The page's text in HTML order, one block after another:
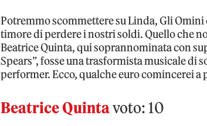
Potremmo scommettere su Linda, Gli
timore di perdere i nostri soldi. Quello che
Beatrice Quinta, qui soprannominata con
Spears”, fosse una trasformista musicale di
performer. Ecco, qualche euro comincerei a
Beatrice Quintavoto: 10